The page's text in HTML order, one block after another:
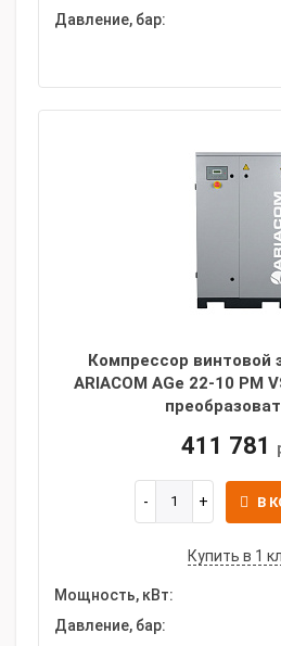
Давление, бар:
Компрессор винтовой
ARIACOM AGe 22-10 PM
411 781
В
Купить в 1
Мощность, кВт:
Давление, бар: